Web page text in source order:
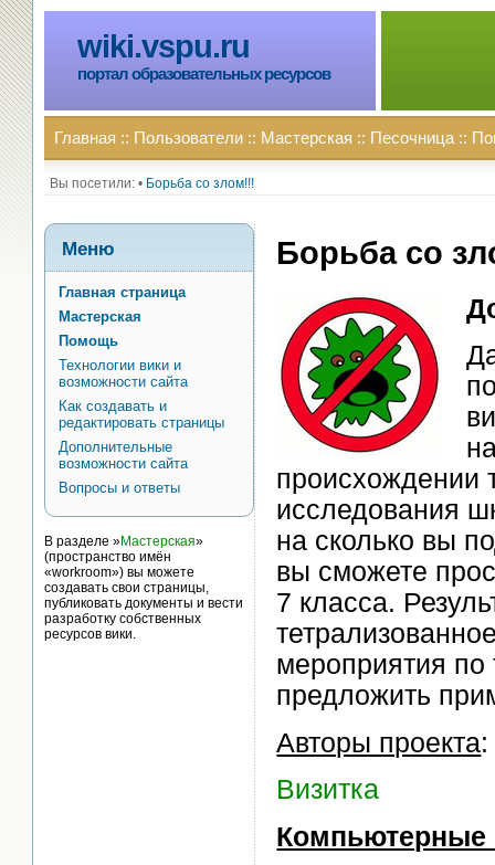
wiki.vspu.ru
портал образовательных ресурсов
Главная :: Пользователи :: Мастерская :: Песочница ::
Вы посетили: • Борьба со злом!!!
Борьба со
происхождении
исследования
на сколько вы
вы сможете
7 класса.
мероприятия по
предложить
Авторы проекта
Визитка
Компьютерные
Меню
Главная страница
Мастерская
Помощь
Технологии вики и
возможности сайта
Как создавать и
редактировать страницы
Дополнительные
возможности сайта
Вопросы и ответы
В разделе »Мастерская»
(пространство имён
«workroom») вы можете
создавать свои страницы,
публиковать документы и вести
разработку собственных
ресурсов вики.